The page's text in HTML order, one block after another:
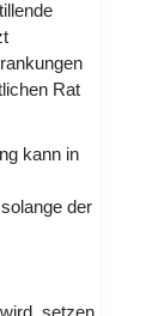
Rat
kann in
der